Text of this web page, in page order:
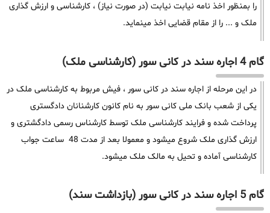
را بمنظور اخذ نامه نیابت نیابت (در صورت نیاز) ، کارشناسی و ارزش گذاری
ملک و ... را از مقام قضایی اخذ مینماید.
گام 4 اجاره سند در کانی سور (کارشناسی ملک)
در این مرحله از اجاره سند در کانی سور ، فیش مربوط به کارشناسی ملک در
یکی از شعب بانک ملی کانی سور به نام کانون کارشنانان دادگستری
پرداخت شده و فرایند کارشناسی ملک توسط کارشناس رسمی دادگشتری و
ارزش گذاری ملک شروع میشود و معمولا بعد از مدت 48 ساعت جواب
کارشناسی آماده و تحیل به مالک ملک میشود.
گام 5 اجاره سند در کانی سور (بازداشت سند)